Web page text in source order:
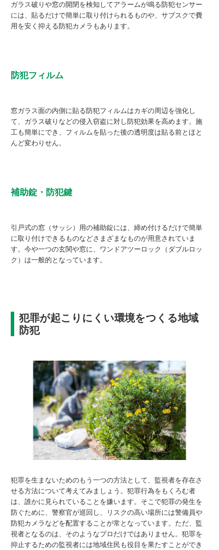
ガラス破りや窓の開閉を検知してアラームが鳴る防犯センサー
には、貼るだけで簡単に取り付けられるものや、サブスクで費
用を安く抑える防犯カメラもあります。
防犯フィルム
窓ガラス面の内側に貼る防犯フィルムはカギの周辺を強化し
て、ガラス破りなどの侵入窃盗に対し防犯効果を高めます。施
工も簡単にでき、フィルムを貼った後の透明度は貼る前とほと
んど変わりせん。
補助錠・防犯鍵
引戸式の窓（サッシ）用の補助錠には、締め付けるだけで簡単
に取り付けできるものなどさまざまなものが用意されていま
す。今や一つの玄関や窓に、ワンドアツーロック（ダブルロッ
ク）は一般的となっています。
犯罪が起こりにくい環境をつくる地域
防犯
犯罪を生まないためのもう一つの方法として、監視者を存在さ
せる方法について考えてみましょう。犯罪行為をもくろむ者
は、誰かに見られていることを嫌います。そこで犯罪の発生を
防ぐために、警察官が巡回し、リスクの高い場所には警備員や
防犯カメラなどを配置することが常となっています。ただ、監
視者となるのは、そのようなプロだけではありません。犯罪を
抑止するための監視者には地域住民も役目を果たすことができ